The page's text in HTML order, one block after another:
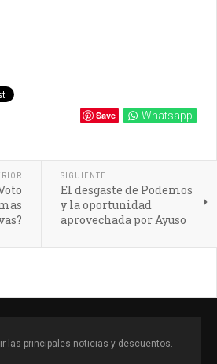
Save Whatsapp
SIGUIENTE
El desgaste de Podemos
y la oportunidad
aprovechada por Ayuso
las principales noticias y descuentos.